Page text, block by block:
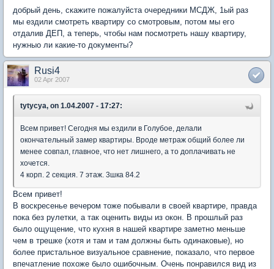
добрый день, скажите пожалуйста очередники МСДЖ, 1ый раз
мы ездили смотреть квартиру со смотровым, потом мы его
отдалив ДЕП, а теперь, чтобы нам посмотреть нашу квартиру,
нужныо ли какие-то документы?
Rusi4
02 Apr 2007
tytycya, on 1.04.2007 - 17:27:
Всем привет! Сегодня мы ездили в Голубое, делали
окончательный замер квартиры. Вроде метраж общий более ли
менее совпал, главное, что нет лишнего, а то доплачивать не
хочется.
4 корп. 2 секция. 7 этаж. 3шка 84.2
Всем привет!
В воскресенье вечером тоже побывали в своей квартире, правда
пока без рулетки, а так оценить виды из окон. В прошлый раз
было ощущение, что кухня в нашей квартире заметно меньше
чем в трешке (хотя и там и там должны быть одинаковые), но
более пристальное визуальное сравнение, показало, что первое
впечатление похоже было ошибочным. Очень понравился вид из